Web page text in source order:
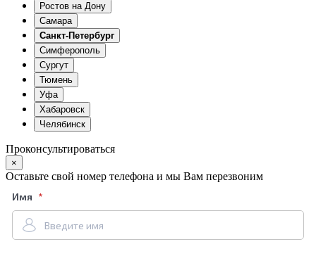
Ростов на Дону
Самара
Санкт-Петербург
Симферополь
Сургут
Тюмень
Уфа
Хабаровск
Челябинск
Проконсультироваться
×
Оставьте свой номер телефона и мы Вам перезвоним
Имя